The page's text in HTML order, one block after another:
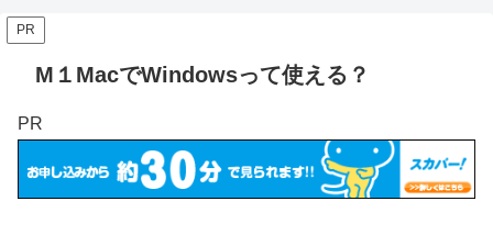
PR
M１MacでWindowsって使える？
PR